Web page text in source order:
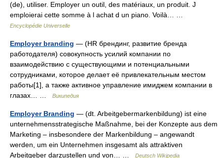
(de), utiliser. Employer un outil, des matériaux, un produit. J
emploierai cette somme à l achat d un piano. Voilà… …
Encyclopédie Universelle
Employer branding — (HR брендинг, развитие бренда
работодателя) совокупность усилий компании по
взаимодействию с существующими и потенциальными
сотрудниками, которое делает её привлекательным местом
работы[1], а также активное управление имиджем компании в
глазах… …
Википедия
Employer Branding — (dt. Arbeitgebermarkenbildung) ist eine
unternehmensstrategische Maßnahme, bei der Konzepte aus dem
Marketing – insbesondere der Markenbildung – angewandt
werden, um ein Unternehmen insgesamt als attraktiven
Arbeitgeber darzustellen und von… …
Deutsch Wikipedia